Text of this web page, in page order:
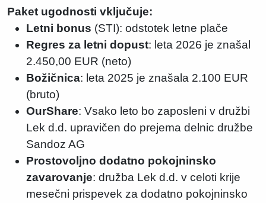
Paket ugodnosti vključuje:
Letni bonus (STI): odstotek letne plače
Regres za letni dopust: leta 2026 je znašal
2.450,00 EUR (neto)
Božičnica: leta 2025 je znašala 2.100 EUR
(bruto)
OurShare: Vsako leto bo zaposleni v družbi
Lek d.d. upravičen do prejema delnic družbe
Sandoz AG
Prostovoljno dodatno pokojninsko
zavarovanje: družba Lek d.d. v celoti krije
mesečni prispevek za dodatno pokojninsko